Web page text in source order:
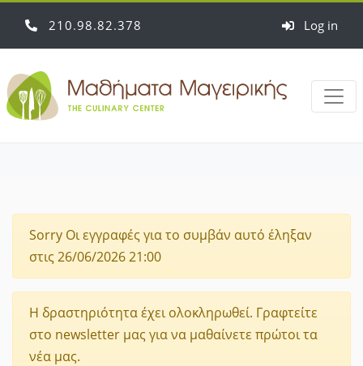
210 98 82 378 Log in
Sorry Οι εγγραφές για το συμβάν αυτό έληξαν
στις 26/06/2026 21:00
Η δραστηριότητα έχει ολοκληρωθεί. Γραφτείτε
στο newsletter μας για να μαθαίνετε πρώτοι τα
νέα μας.